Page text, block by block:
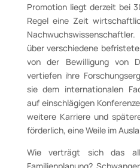
Promotion liegt derzeit bei
Regel eine Zeit
über verschiedene
von der Bewilligung von
vertiefen ihre
sie dem internationalen
auf einschlägigen
weitere Karriere und
förderlich, eine Weile im
Wie verträgt sich das